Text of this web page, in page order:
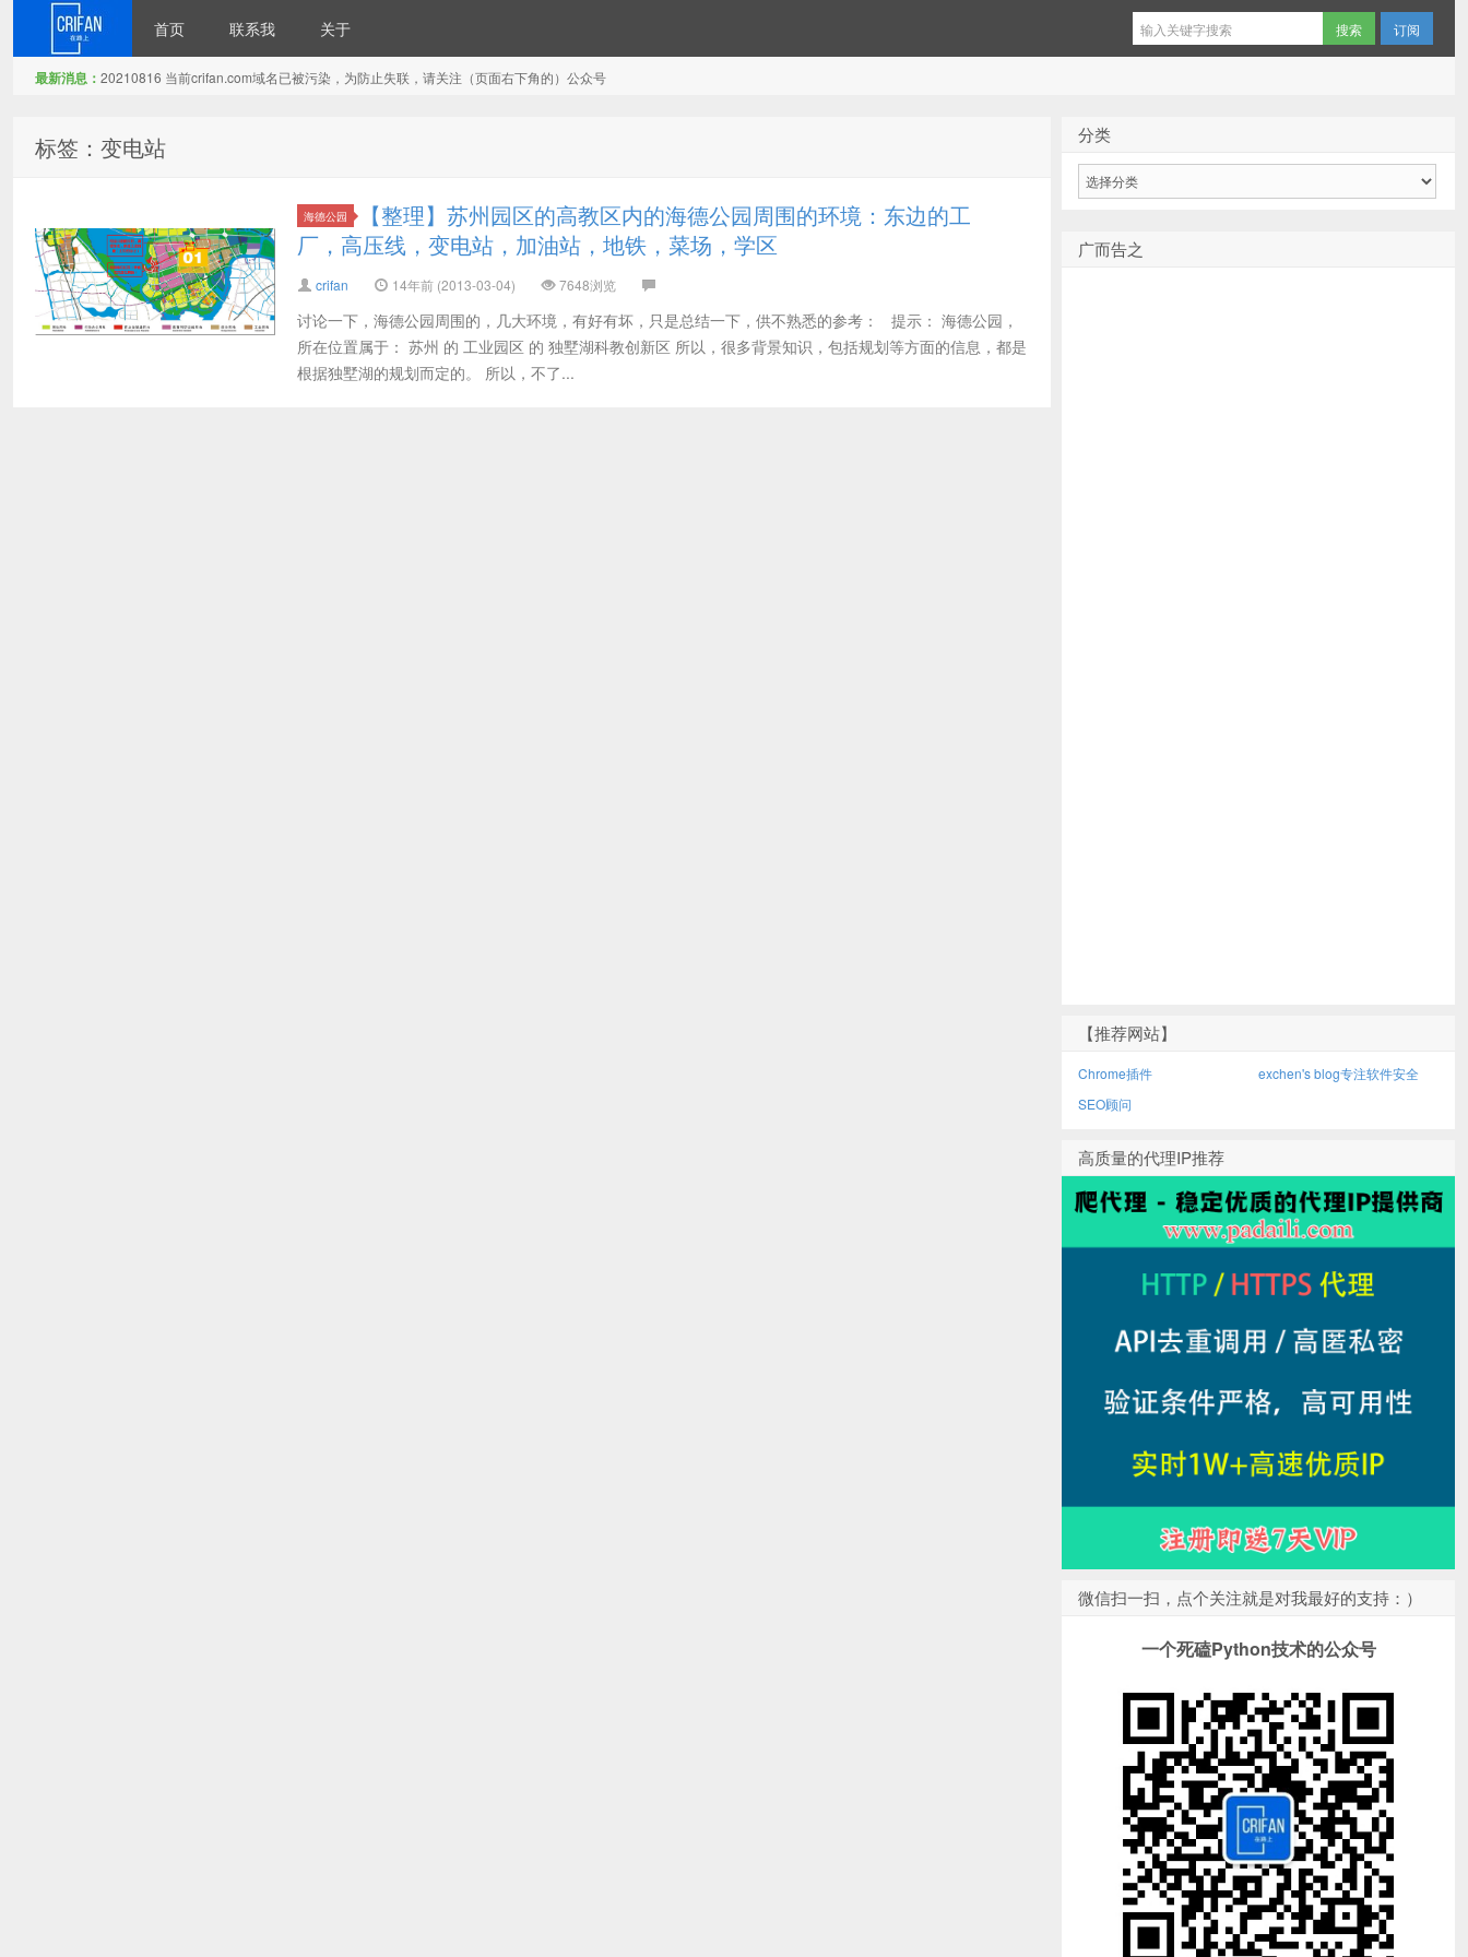
首页 联系我 关于 订阅
最新消息： 20210816 当前crifan.com域名已被污染，为防止失联，请关注（页面右下角的）公众号
标签：变电站
海德公园
【整理】苏州园区的高教区内的海德公园周围的环境：东边的工
厂，高压线，变电站，加油站，地铁，菜场，学区
crifan 14年前 (2013-03-04) 7648浏览
讨论一下，海德公园周围的，几大环境，有好有坏，只是总结一下，供不熟悉的参考： 提示： 海德公园，
所在位置属于： 苏州 的 工业园区 的 独墅湖科教创新区 所以，很多背景知识，包括规划等方面的信息，都是
根据独墅湖的规划而定的。 所以，不了...
分类
广而告之
【推荐网站】
Chrome插件
exchen's blog专注软件安全
SEO顾问
高质量的代理IP推荐
微信扫一扫，点个关注就是对我最好的支持：）
一个死磕Python技术的公众号